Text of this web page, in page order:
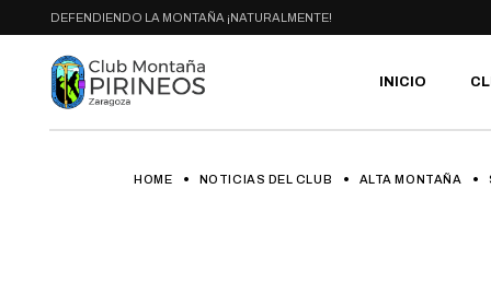
content
DEFENDIENDO LA MONTAÑA ¡NATURALMENTE!
INICIO
HOME NOTICIAS DEL CLUB ALTA MONTAÑA